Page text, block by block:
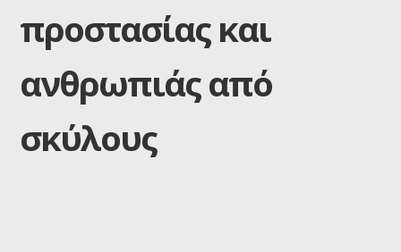
προστασίας και
ανθρωπιάς από
σκύλους